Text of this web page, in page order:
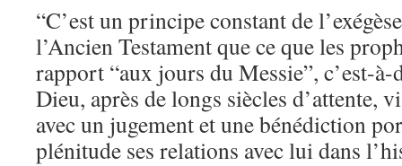
“C’est un principe constant de
l’Ancien Testament que ce que les
rapport “aux jours du Messie”, c’est-à-
Dieu, après de longs siècles d’attente,
avec un jugement et une bénédiction
plénitude ses relations avec lui dans